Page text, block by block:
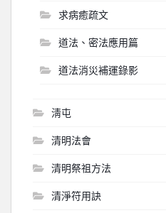
求病癒疏文
道法、密法應用篇
道法消災補運錄影
淸屯
清明法會
清明祭祖方法
清淨符用訣